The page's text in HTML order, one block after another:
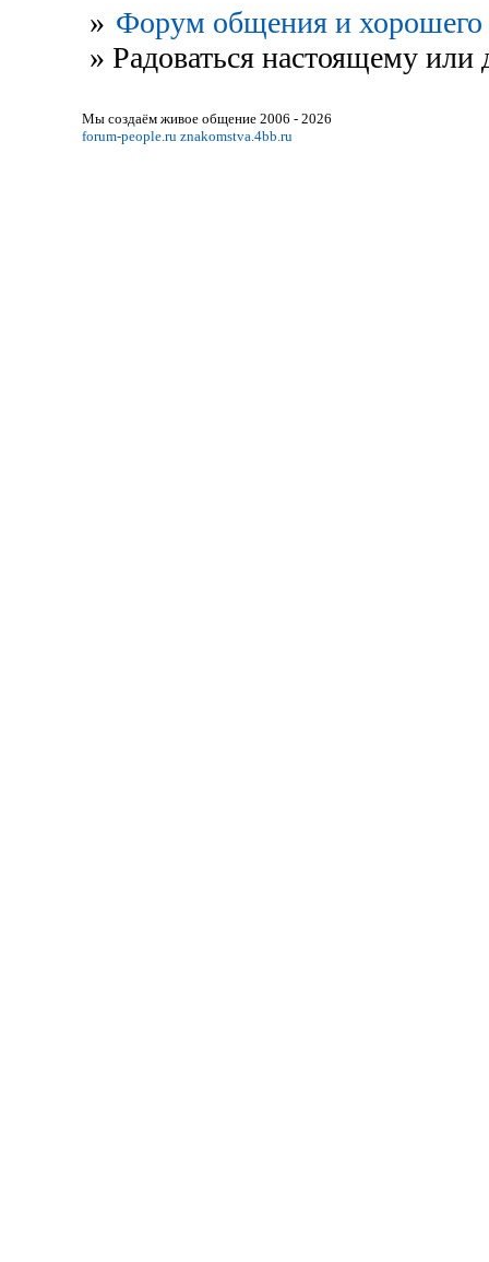
» Форум общения и хорошего
» Радоваться настоящему
Мы создаём живое общение 2006 - 2026
forum-people.ru znakomstva.4bb.ru